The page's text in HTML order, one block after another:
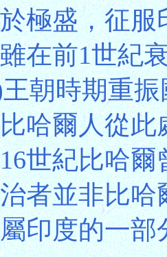
極盛，征服
在前1世紀
朝時期重
哈爾人從此
世紀比哈爾
者並非比哈
印度的一部